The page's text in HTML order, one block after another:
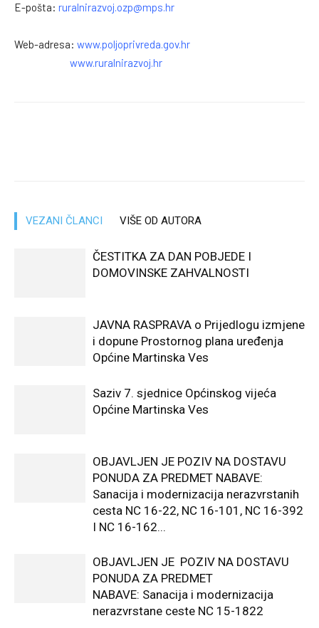
E-pošta: ruralnirazvoj.ozp@mps.hr
Web-adresa: www.poljoprivreda.gov.hr
www.ruralnirazvoj.hr
VEZANI ČLANCI VIŠE OD AUTORA
ČESTITKA ZA DAN POBJEDE I
DOMOVINSKE ZAHVALNOSTI
JAVNA RASPRAVA o Prijedlogu izmjene
i dopune Prostornog plana uređenja
Općine Martinska Ves
Saziv 7. sjednice Općinskog vijeća
Općine Martinska Ves
OBJAVLJEN JE POZIV NA DOSTAVU
PONUDA ZA PREDMET NABAVE:
Sanacija i modernizacija nerazvrstanih
cesta NC 16-22, NC 16-101, NC 16-392
I NC 16-162...
OBJAVLJEN JE POZIV NA DOSTAVU
PONUDA ZA PREDMET
NABAVE: Sanacija i modernizacija
nerazvrstane ceste NC 15-1822